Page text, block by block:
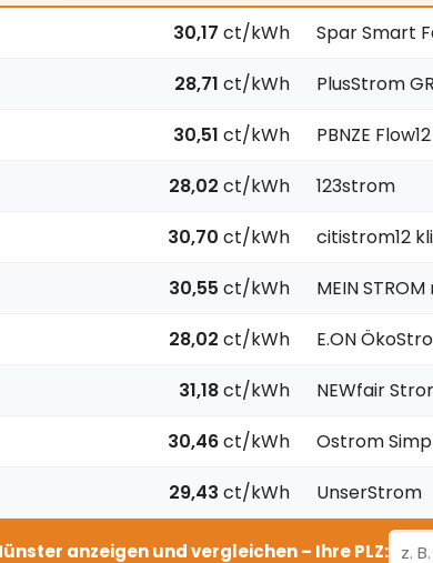
30,17 ct/kWh Spar Smart
28,71 ct/kWh PlusStrom
30,51 ct/kWh PBNZE Flow12
28,02 ct/kWh 123strom
30,70 ct/kWh citistrom12
30,55 ct/kWh MEIN
28,02 ct/kWh E.ON
31,18ct/kWh NEWfair
30,46ct/kWh Ostrom
29,43 ct/kWh UnserStrom
anzeigen und vergleichen – Ihre PLZ: